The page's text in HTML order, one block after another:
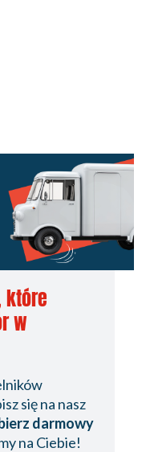
które
w
się na nasz
darmowy
na Ciebie!